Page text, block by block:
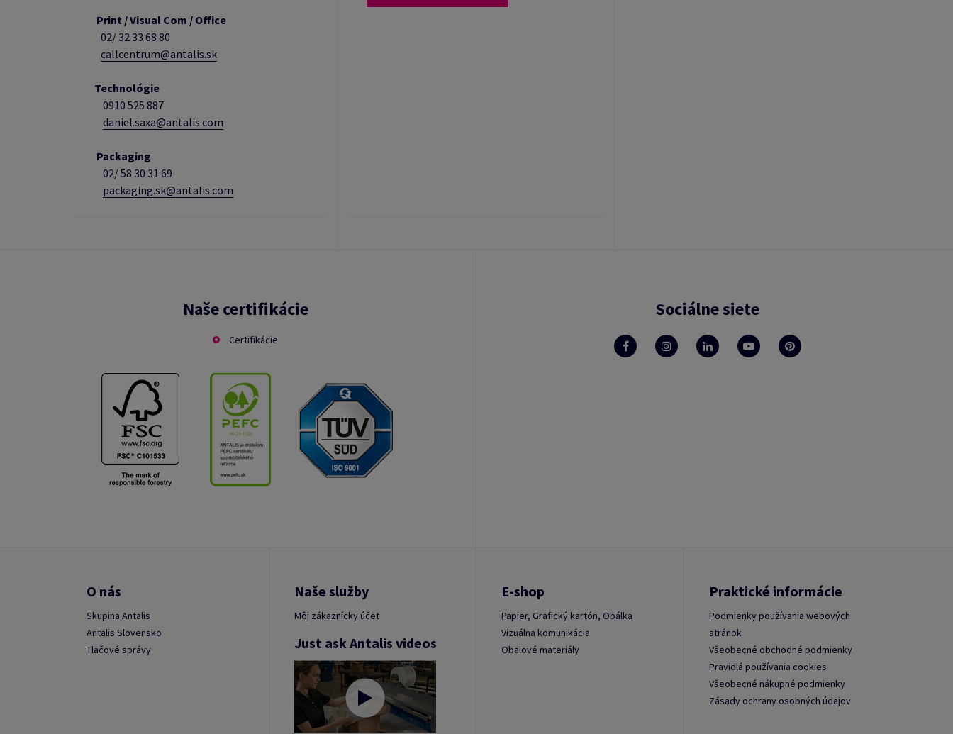
Print / Visual Com / Office
02/ 32 33 68 80
callcentrum@antalis.sk
Technológie
0910 525 887
daniel.saxa@antalis.com
Packaging
02/58 30 31 69
packaging.sk@antalis.com
Naše certifikácie
Certifikácie
Sociálne siete
O nás
Skupina Antalis
Antalis Slovensko
Tlačové správy
Naše služby
Môj zákaznícky účet
Just ask Antalis videos
E-shop
Papier, Grafický kartón, Obálka
Vizuálna komunikácia
Obalové materiály
Praktické informácie
Podmienky používania webových
stránok
Všeobecné obchodné podmienky
Pravidlá používania cookies
Všeobecné nákupné podmienky
Zásady ochrany osobných údajov